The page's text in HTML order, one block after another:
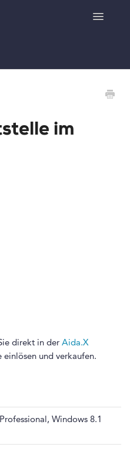
Toggle
im
direkt in der Aida.X
einlösen und verkaufen.
Windows 8.1